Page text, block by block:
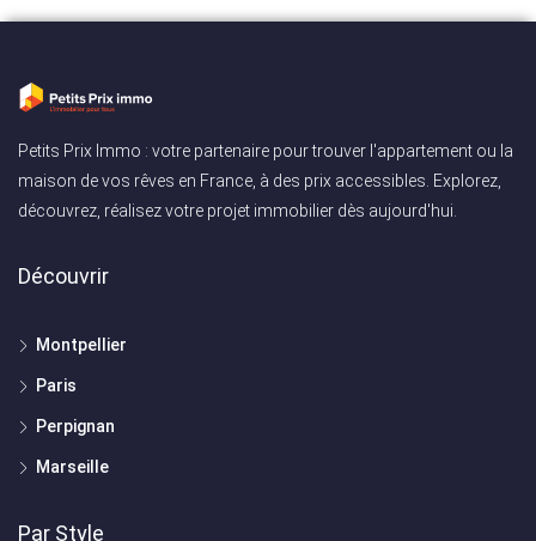
Petits Prix Immo : votre partenaire pour trouver l'appartement ou la
maison de vos rêves en France, à des prix accessibles. Explorez,
découvrez, réalisez votre projet immobilier dès aujourd'hui.
Découvrir
Montpellier
Paris
Perpignan
Marseille
Par Style